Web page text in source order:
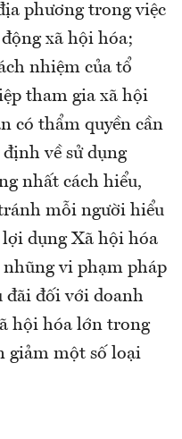
phương trong việc
xã hội hóa;
nhiệm của tổ
tham gia xã hội
có thẩm quyền cần
về sử dụng
nhất cách hiểu,
mỗi người hiểu
dụng Xã hội hóa
vi phạm pháp
đãi đối với doanh
hội hóa lớn trong
giảm một số loại